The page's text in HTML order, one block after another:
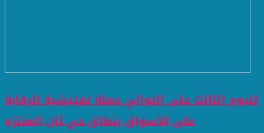
لليوم الثالث على التوالي حملة تفتيشية للرقابة
على الأسواق بنطاق حي ثان المنتزه